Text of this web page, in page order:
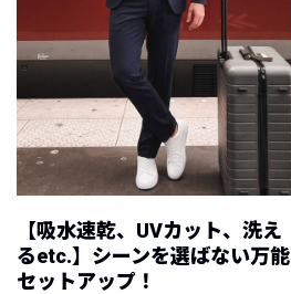
【吸水速乾、UVカット、洗え
るetc.】シーンを選ばない万能
セットアップ！